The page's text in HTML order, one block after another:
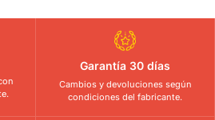
Garantía 30 días
Cambios y devoluciones según
condiciones del fabricante.